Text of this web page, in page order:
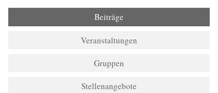
Beiträge
Veranstaltungen
Gruppen
Stellenangebote